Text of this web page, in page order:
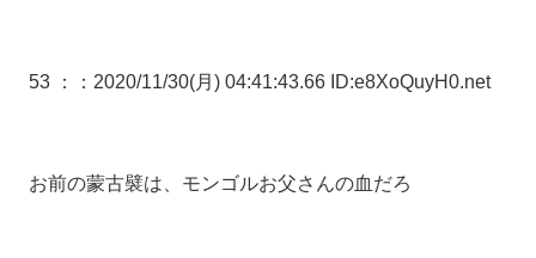
53 ： ：2020/11/30(月) 04:41:43.66 ID:e8XoQuyH0.net
お前の蒙古襞は、モンゴルお父さんの血だろ